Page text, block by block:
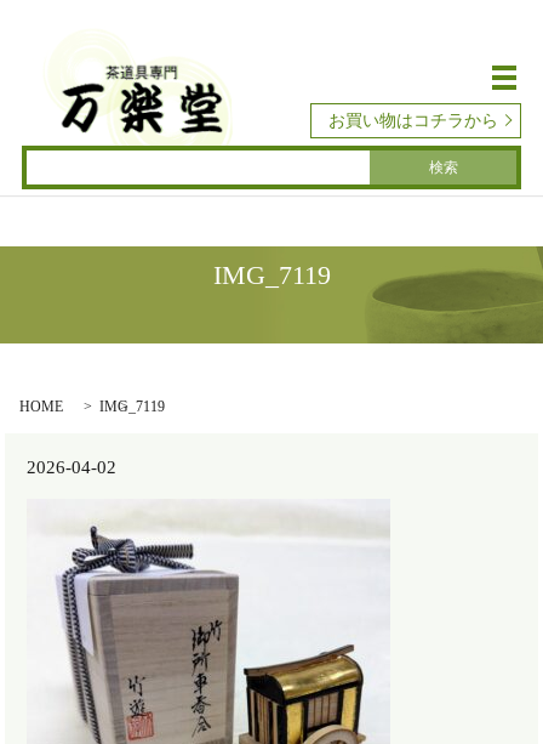
メ
お買い物はコチラから
IMG_7119
HOME IMG_7119
2026-04-02